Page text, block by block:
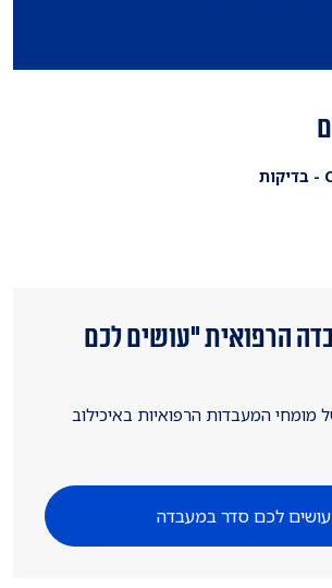
איכילוב Check - בדיקות
הרפואית "עושים לכם
המעבדות הרפואיות באיכילוב
עושים לכם סדר במעבדה